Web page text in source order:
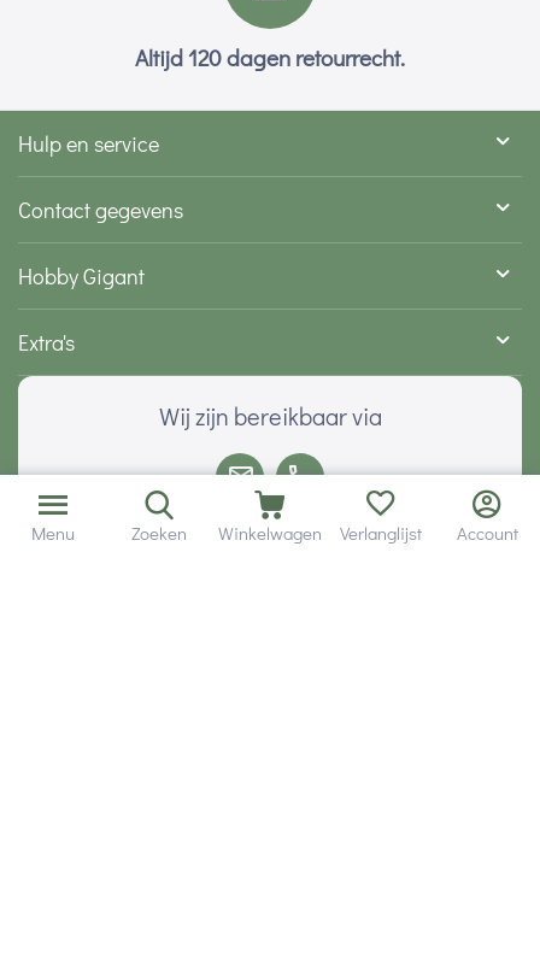
Altijd 120 dagen retourrecht.
Hulp en service
Contact gegevens
Hobby Gigant
Extra's
Wij zijn bereikbaar via
Menu Zoeken Winkelwagen Verlanglijst Account